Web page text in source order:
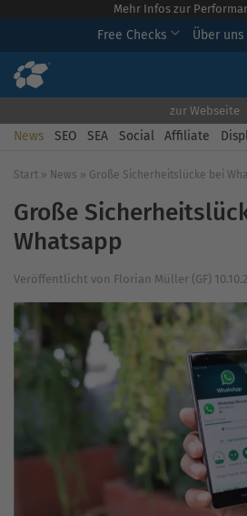
Mehr Infos zur
Free Checks Über uns
zur Webseite
News SEO SEA Social Affiliate
Start » News » Große Sicherheitslücke bei
Große
Whatsapp
Veröffentlicht von Florian Müller (GF)